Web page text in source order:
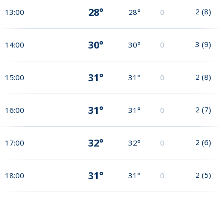
13:00 28° 28° 0 2 (8)
14:00 30° 30° 0 3 (9)
15:00 31° 31° 0 2 (8)
16:00 31° 31° 0 2 (7)
17:00 32° 32° 0 2 (6)
18:00 31° 31° 0 2 (5)